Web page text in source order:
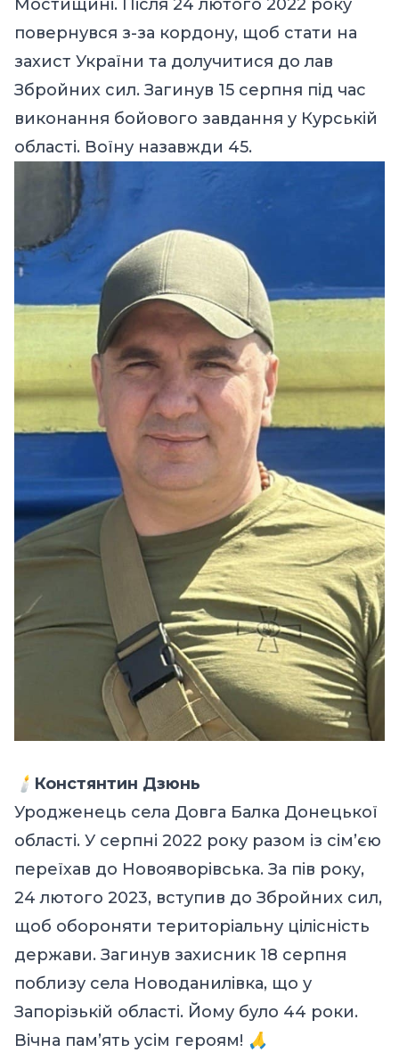
Мостищині. Після 24 лютого 2022 року
повернувся з-за кордону, щоб стати на
захист України та долучитися до лав
Збройних сил. Загинув 15 серпня під час
виконання бойового завдання у Курській
області. Воїну назавжди 45.
🕯️ Констянтин Дзюнь
Уродженець села Довга Балка Донецької
області. У серпні 2022 року разом із сім’єю
переїхав до Новояворівська. За пів року,
24 лютого 2023, вступив до Збройних сил,
щоб обороняти територіальну цілісність
держави. Загинув захисник 18 серпня
поблизу села Новоданилівка, що у
Запорізькій області. Йому було 44 роки.
Вічна пам’ять усім героям! 🙏